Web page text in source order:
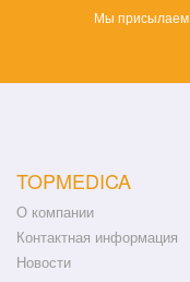
Мы присылаем
TOPMEDICA
О компании
Контактная информация
Новости